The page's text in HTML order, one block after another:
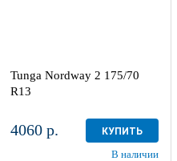
Tunga Nordway 2 175/70
R13
4060 р. КУПИТЬ
В наличии